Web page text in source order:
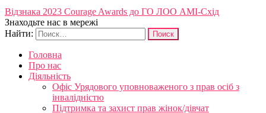
Відзнака 2023 Courage Awards до ГО ЛОО АМІ-Схід
Знаходьте нас в мережі
Найти:
Головна
Про нас
Діяльність
Офіс Урядового уповноваженого з прав осіб з
інвалідністю
Підтримка та захист прав жінок/дівчат